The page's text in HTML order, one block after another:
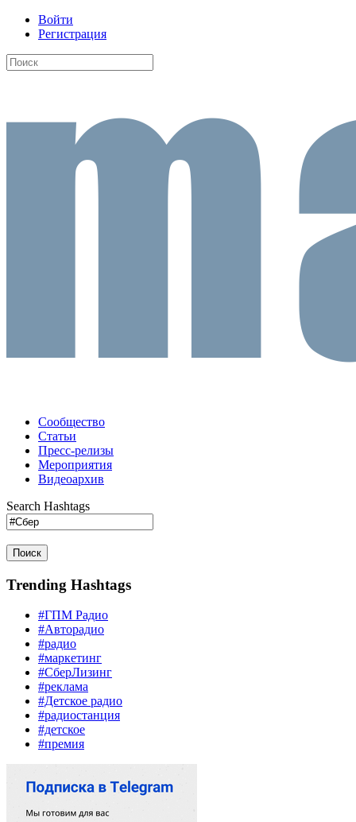
Войти
Регистрация
Сообщество
Статьи
Пресс-релизы
Мероприятия
Видеоархив
Search Hashtags
Поиск
Trending Hashtags
#ГПМ Радио
#Авторадио
#радио
#маркетинг
#СберЛизинг
#реклама
#Детское радио
#радиостанция
#детское
#премия